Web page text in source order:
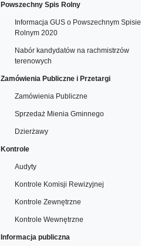
Powszechny Spis Rolny
Informacja GUS o Powszechnym Spisie
Rolnym 2020
Nabór kandydatów na rachmistrzów
terenowych
Zamówienia Publiczne i Przetargi
Zamówienia Publiczne
Sprzedaż Mienia Gminnego
Dzierżawy
Kontrole
Audyty
Kontrole Komisji Rewizyjnej
Kontrole Zewnętrzne
Kontrole Wewnętrzne
Informacja publiczna